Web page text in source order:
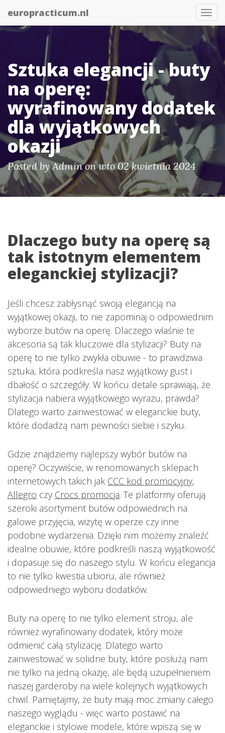
europracticum.nl
Sztuka elegancji - buty
na operę:
wyrafinowany dodatek
dla wyjątkowych
okazji
Posted byAdminon wto 02 kwietnia 2024
Dlaczego buty na operę są
tak istotnym elementem
eleganckiej stylizacji?
Jeśli chcesz zabłysnąć swoją elegancją na
wyjątkowej okazji, to nie zapominaj o odpowiednim
wyborze butów na operę. Dlaczego właśnie te
akcesoria są tak kluczowe dla stylizacji? Buty na
operę to nie tylko zwykła obuwie - to prawdziwa
sztuka, która podkreśla nasz wyjątkowy gust i
dbałość o szczegóły. W końcu detale sprawiają, że
stylizacja nabiera wyjątkowego wyrazu, prawda?
Dlatego warto zainwestować w eleganckie buty,
które dodadzą nam pewności siebie i szyku.
Gdzie znajdziemy najlepszy wybór butów na
operę? Oczywiście, w renomowanych sklepach
internetowych takich jak CCC kod promocyjny,
Allegro czy Crocs promocja. Te platformy oferują
szeroki asortyment butów odpowiednich na
galowe przyjęcia, wizytę w operze czy inne
podobne wydarzenia. Dzięki nim możemy znaleźć
idealne obuwie, które podkreśli naszą wyjątkowość
i dopasuje się do naszego stylu. W końcu elegancja
to nie tylko kwestia ubioru, ale również
odpowiedniego wyboru dodatków.
Buty na operę to nie tylko element stroju, ale
również wyrafinowany dodatek, który może
odmienić całą stylizację. Dlatego warto
zainwestować w solidne buty, które posłużą nam
nie tylko na jedną okazję, ale będą uzupełnieniem
naszej garderoby na wiele kolejnych wyjątkowych
chwil. Pamiętajmy, że buty mają moc zmiany całego
naszego wyglądu - więc warto postawić na
eleganckie i stylowe modele, które wpiszą się w